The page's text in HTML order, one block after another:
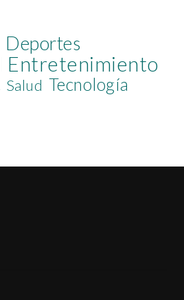
Deportes
Entretenimiento
Salud Tecnología